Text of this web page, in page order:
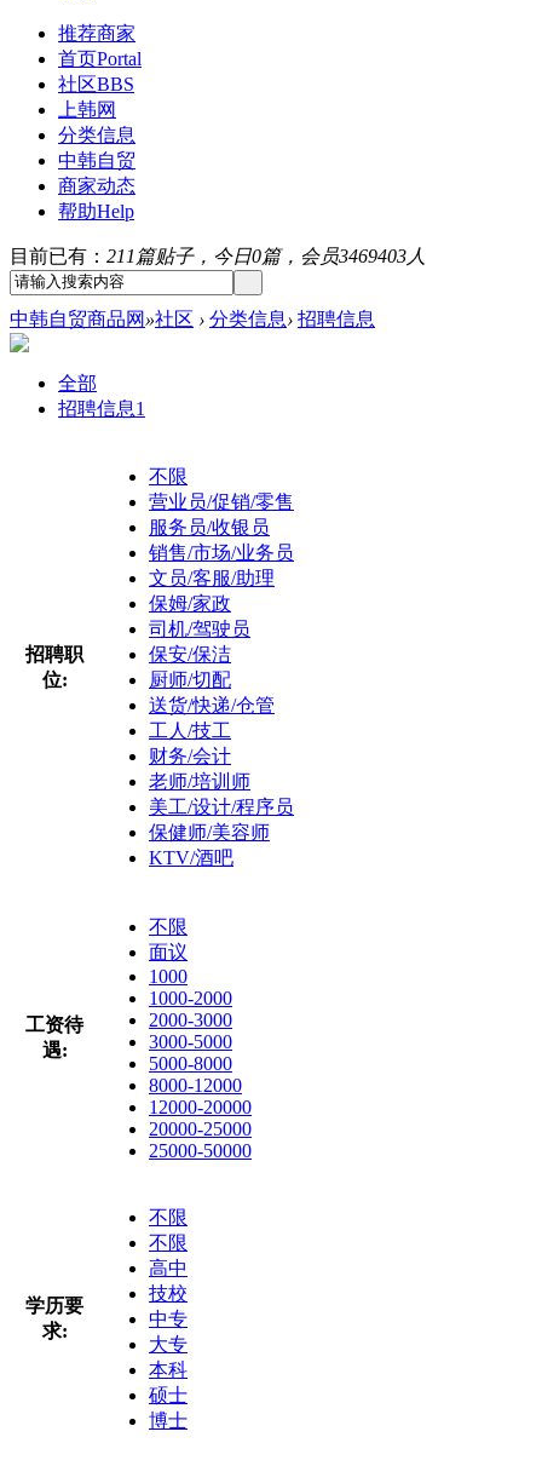
推荐商家
首页Portal
社区BBS
上韩网
分类信息
中韩自贸
商家动态
帮助Help
目前已有： 211篇贴子，今日0篇，会员3469403人
中韩自贸商品网 »社区 › 分类信息› 招聘信息
全部
招聘信息1
招聘职
位:
不限
营业员/促销/零售
服务员/收银员
销售/市场/业务员
文员/客服/助理
保姆/家政
司机/驾驶员
保安/保洁
厨师/切配
送货/快递/仓管
工人/技工
财务/会计
老师/培训师
美工/设计/程序员
保健师/美容师
KTV/酒吧
工资待
遇:
不限
面议
1000
1000-2000
2000-3000
3000-5000
5000-8000
8000-12000
12000-20000
20000-25000
25000-50000
学历要
求:
不限
不限
高中
技校
中专
大专
本科
硕士
博士